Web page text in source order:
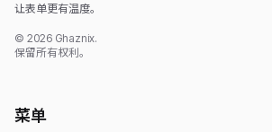
让表单更有温度。
© 2026 Ghaznix.
保留所有权利。
菜单